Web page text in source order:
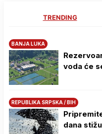
TRENDING
BANJA LUKA
voda će
REPUBLIKA SRPSKA / BIH
dana